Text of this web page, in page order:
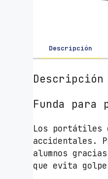
Descripción
Descripción
Funda
Los portátiles
accidentales.
alumnos
que evita